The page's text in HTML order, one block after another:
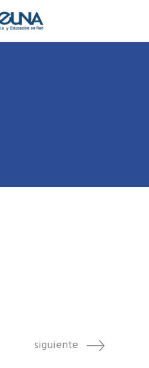
siguiente